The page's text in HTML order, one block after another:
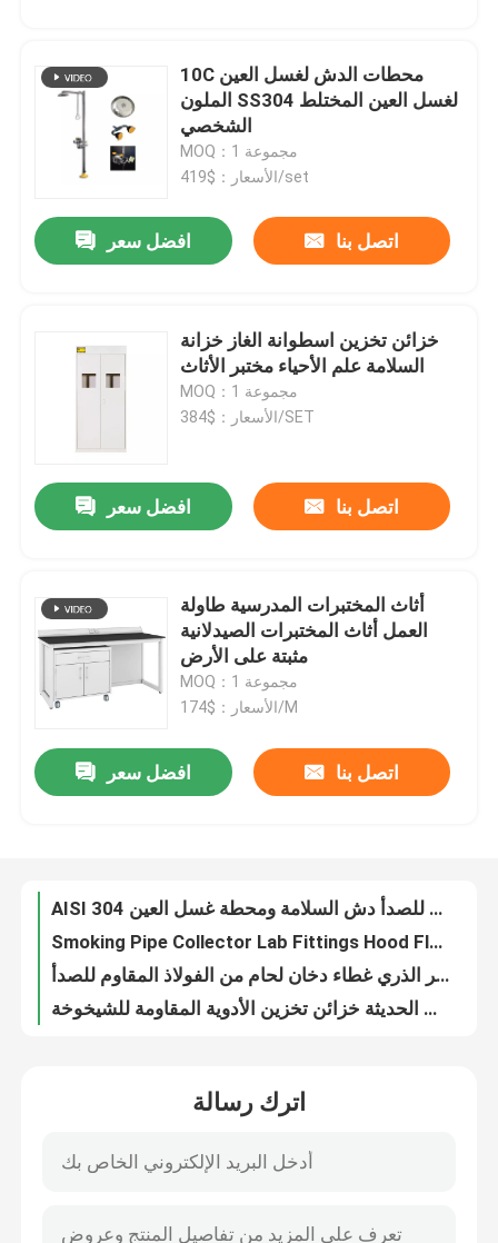
منزل
حول بنا
أثاث المختبرات المدرسية
مقعد جزيرة المختبر
غطاء دخان المختبر
مقعد ميزان المختبر
10C محطات الدش لغسل العين
الملون SS304 لغسل العين المختلط
الشخصي
MOQ：1 مجموعة
الأسعار：$419/set
افضل سعر اتصل بنا
خزائن تخزين اسطوانة الغاز خزانة
السلامة علم الأحياء مختبر الأثاث
MOQ：1 مجموعة
الأسعار：$384/SET
افضل سعر اتصل بنا
أثاث المختبرات المدرسية طاولة
العمل أثاث المختبرات الصيدلانية
مثبتة على الأرض
MOQ：1 مجموعة
الأسعار：$174/M
افضل سعر اتصل بنا
تركيبات مختبر الصنابير ثلاثية الاتجاه تركيب صنابير المختبر النحاسية الكاملة
شفاط الدخان المعاد تدويره 850 مم صناعي جميع شفاطات الدخان الخالية من مجاري الهواء
Morden Mesh Task Chair كرسي مكتب دوار 360 درجة لغرفة الاجتماعات
رف بالتنقيط ملحقات المختبر رف تجفيف للمختبر رف تجفيف معمل مثبت على الحائط 550 مللي متر
اترك رسالة